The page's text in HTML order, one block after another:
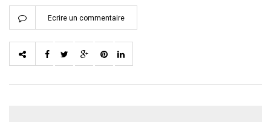
Ecrire un commentaire